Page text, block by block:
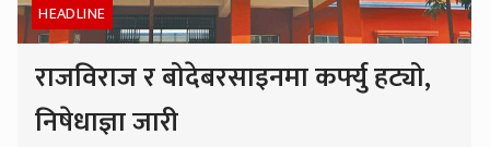
HEADLINE
राजविराज र बोदेबरसाइनमा कर्फ्यु हट्यो,
निषेधाज्ञा जारी